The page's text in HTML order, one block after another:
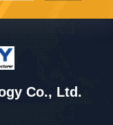
Co., Ltd.